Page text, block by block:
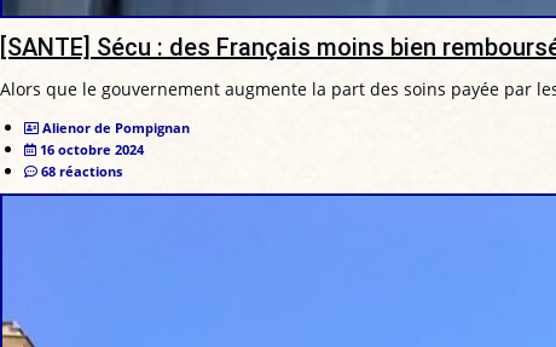
[SANTE] Sécu : des Français moins bien
Alors que le gouvernement augmente la part des soins payée par
Alienor de Pompignan
16 octobre 2024
68 réactions